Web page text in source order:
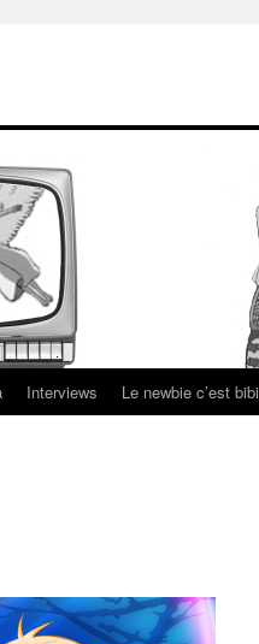
Interviews Le newbie c’est bibi